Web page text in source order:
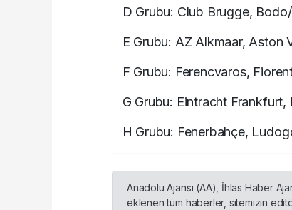
D Grubu: Club Brugge,
E Grubu: AZ Alkmaar, Aston
F Grubu: Ferencvaros,
G Grubu: Eintracht
H Grubu: Fenerbahçe,
Anadolu Ajansı (AA), İhlas Haber
eklenen tüm haberler, sitemizin